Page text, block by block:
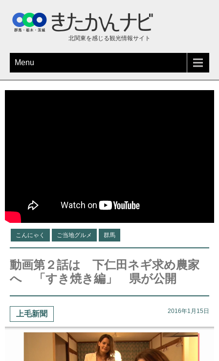
北関東を感じる観光情報サイト
Menu
こんにゃく ご当地グルメ 群馬
動画第２話は 下仁田ネギ求め農家
へ 「すき焼き編」 県が公開
上毛新聞 2016年1月15日